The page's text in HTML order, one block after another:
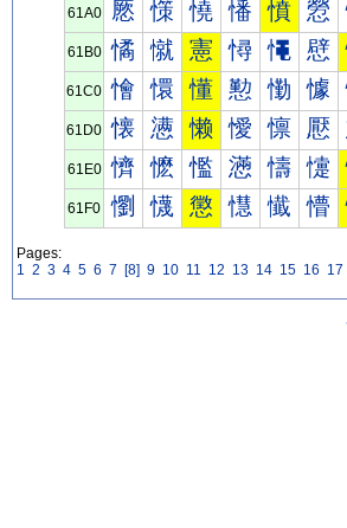
61A0 憠 憡 憢 憣 憤 憥
61B0 憰 憱 憲 憳 憴 憵
61C0 懀 懁 懂 懃 懄 懅
61D0 懐 懑 懒 懓 懔 懕
61E0 懠 懡 懢 懣 懤 懥
61F0 懰 懱 懲 懳 懴 懵
Pages:
1 2 3 4 5 6 7 [8] 9 10 11 12 13 14 15 16 17